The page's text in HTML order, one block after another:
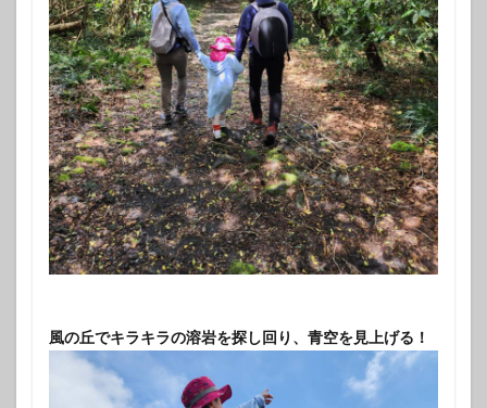
風の丘でキラキラの溶岩を探し回り、青空を見上げる！